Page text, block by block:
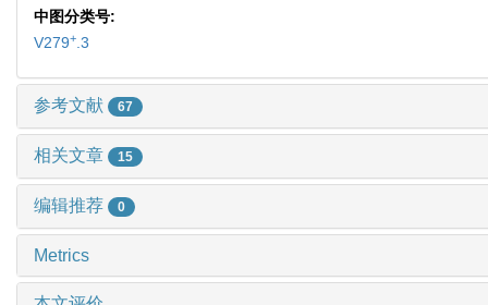
中图分类号:
V279+.3
参考文献 67
相关文章 15
编辑推荐 0
Metrics